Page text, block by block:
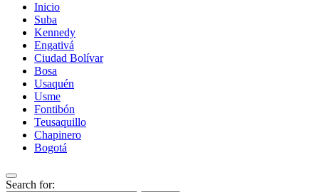
Inicio
Suba
Kennedy
Engativá
Ciudad Bolívar
Bosa
Usaquén
Usme
Fontibón
Teusaquillo
Chapinero
Bogotá
Search for: